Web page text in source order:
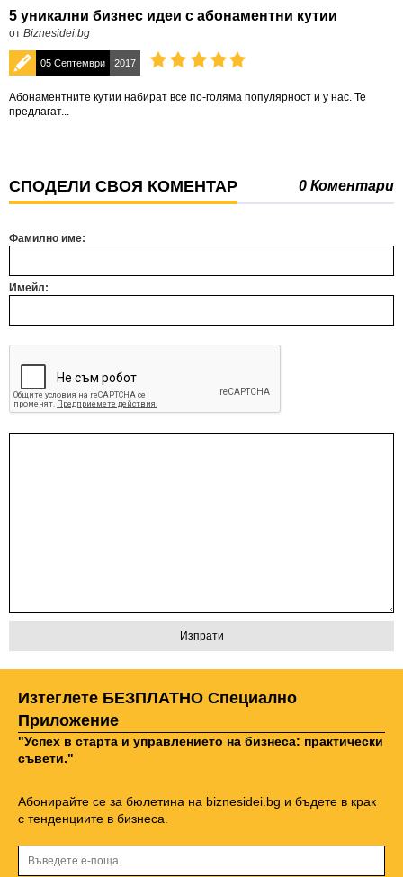
5 уникални бизнес идеи с абонаментни кутии
от Biznesidei.bg
05 Септември 2017
Абонаментните кутии набират все по-голяма популярност и у нас. Те
предлагат...
СПОДЕЛИ СВОЯ КОМЕНТАР 0 Коментари
Фамилно име:
Имейл:
Изтеглете БЕЗПЛАТНО Специално
Приложение
"Успех в старта и управлението на бизнеса: практически
съвети."
Абонирайте се за бюлетина на biznesidei.bg и бъдете в крак
с тенденциите в бизнеса.